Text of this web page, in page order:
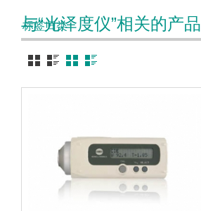
标签归类
与“光泽度仪”相关的产品